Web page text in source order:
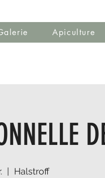
Apiculture
  |
Halstroff